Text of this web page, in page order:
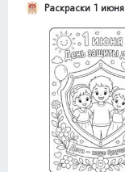
Раскраски 1 июня